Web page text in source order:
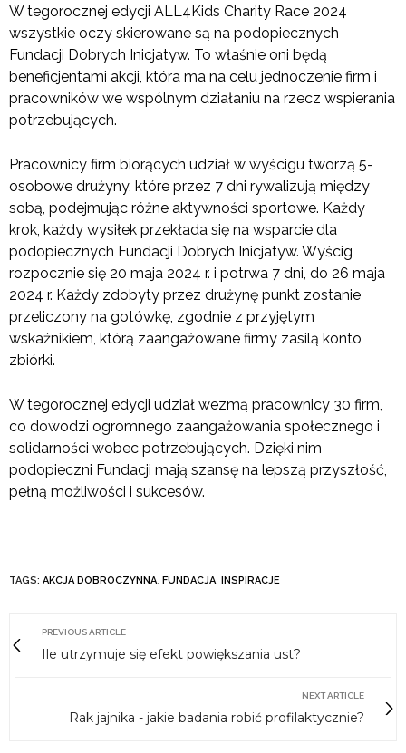
W tegorocznej edycji ALL4Kids Charity Race 2024
wszystkie oczy skierowane są na podopiecznych
Fundacji Dobrych Inicjatyw. To właśnie oni będą
beneficjentami akcji, która ma na celu jednoczenie firm i
pracowników we wspólnym działaniu na rzecz wspierania
potrzebujących.
Pracownicy firm biorących udział w wyścigu tworzą 5-
osobowe drużyny, które przez 7 dni rywalizują między
sobą, podejmując różne aktywności sportowe. Każdy
krok, każdy wysiłek przekłada się na wsparcie dla
podopiecznych Fundacji Dobrych Inicjatyw. Wyścig
rozpocznie się 20 maja 2024 r. i potrwa 7 dni, do 26 maja
2024 r. Każdy zdobyty przez drużynę punkt zostanie
przeliczony na gotówkę, zgodnie z przyjętym
wskaźnikiem, którą zaangażowane firmy zasilą konto
zbiórki.
W tegorocznej edycji udział wezmą pracownicy 30 firm,
co dowodzi ogromnego zaangażowania społecznego i
solidarności wobec potrzebujących. Dzięki nim
podopieczni Fundacji mają szansę na lepszą przyszłość,
pełną możliwości i sukcesów.
TAGS: AKCJA DOBROCZYNNA, FUNDACJA, INSPIRACJE
PREVIOUS ARTICLE
Ile utrzymuje się efekt powiększania ust?
NEXT ARTICLE
Rak jajnika - jakie badania robić profilaktycznie?